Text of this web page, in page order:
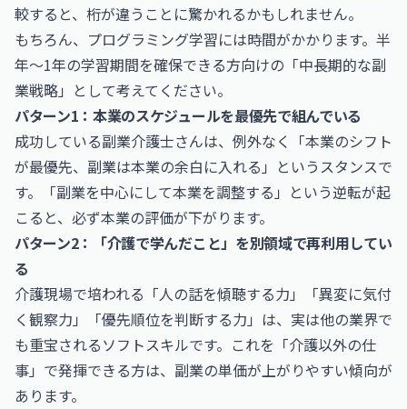
較すると、桁が違うことに驚かれるかもしれません。
もちろん、プログラミング学習には時間がかかります。半
年〜1年の学習期間を確保できる方向けの「中長期的な副
業戦略」として考えてください。
パターン1：本業のスケジュールを最優先で組んでいる
成功している副業介護士さんは、例外なく「本業のシフト
が最優先、副業は本業の余白に入れる」というスタンスで
す。「副業を中心にして本業を調整する」という逆転が起
こると、必ず本業の評価が下がります。
パターン2：「介護で学んだこと」を別領域で再利用してい
る
介護現場で培われる「人の話を傾聴する力」「異変に気付
く観察力」「優先順位を判断する力」は、実は他の業界で
も重宝されるソフトスキルです。これを「介護以外の仕
事」で発揮できる方は、副業の単価が上がりやすい傾向が
あります。